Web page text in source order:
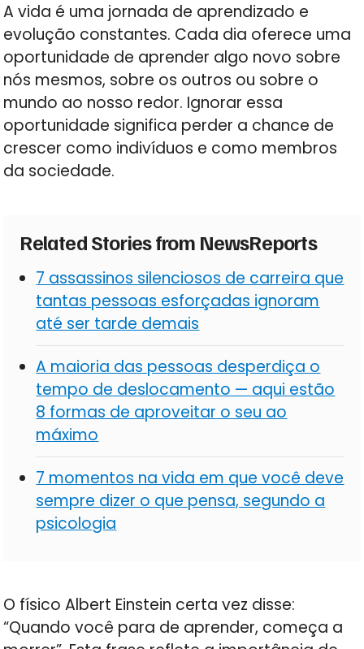
A vida é uma jornada de aprendizado e
evolução constantes. Cada dia oferece uma
oportunidade de aprender algo novo sobre
nós mesmos, sobre os outros ou sobre o
mundo ao nosso redor. Ignorar essa
oportunidade significa perder a chance de
crescer como indivíduos e como membros
da sociedade.
Related Stories from NewsReports
7 assassinos silenciosos de carreira que
tantas pessoas esforçadas ignoram
até ser tarde demais
A maioria das pessoas desperdiça o
tempo de deslocamento — aqui estão
8 formas de aproveitar o seu ao
máximo
7 momentos na vida em que você deve
sempre dizer o que pensa, segundo a
psicologia
O físico Albert Einstein certa vez disse:
“Quando você para de aprender, começa a